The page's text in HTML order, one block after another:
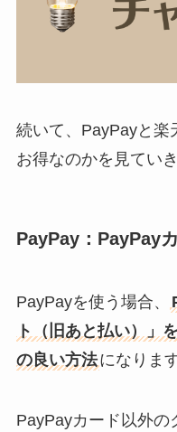
続いて、PayPayと楽
お得なのかを見てい
PayPay：PayPay
PayPayを使う場合、
ト（旧あと払い）」
の良い方法になります
PayPayカード以外の